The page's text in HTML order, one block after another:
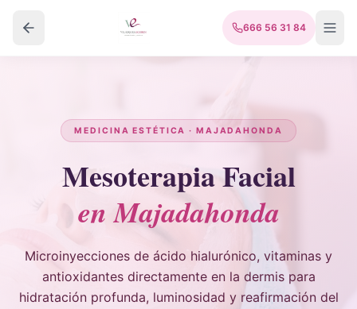
666 56 31 84
MEDICINA ESTÉTICA · MAJADAHONDA
Mesoterapia Facial
en Majadahonda
Microinyecciones de ácido hialurónico, vitaminas y
antioxidantes directamente en la dermis para
hidratación profunda, luminosidad y reafirmación del